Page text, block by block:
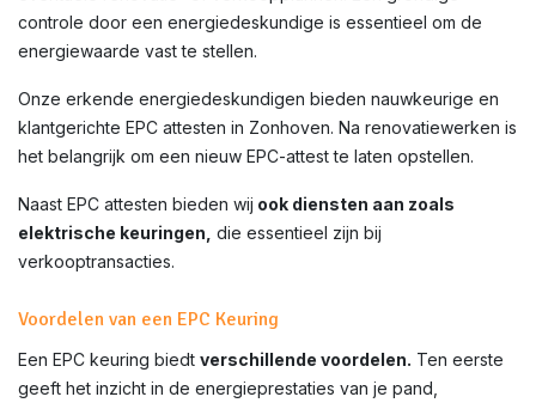
controle door een energiedeskundige is essentieel om de
energiewaarde vast te stellen.
Onze erkende energiedeskundigen bieden nauwkeurige en
klantgerichte EPC attesten in Zonhoven. Na renovatiewerken is
het belangrijk om een nieuw EPC-attest te laten opstellen.
Naast EPC attesten bieden wij ook diensten aan zoals
elektrische keuringen, die essentieel zijn bij
verkooptransacties.
Voordelen van een EPC Keuring
Een EPC keuring biedt verschillende voordelen. Ten eerste
geeft het inzicht in de energieprestaties van je pand,